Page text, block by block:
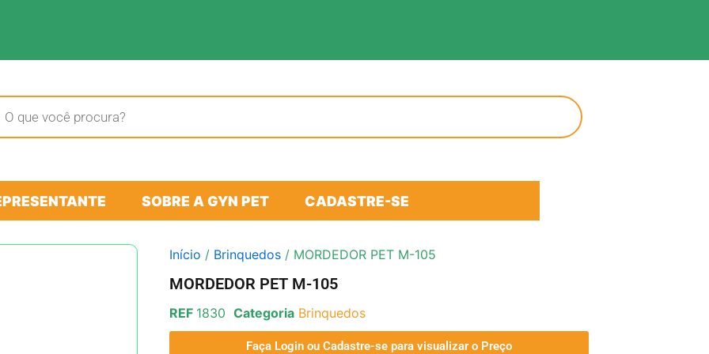
SOBRE A GYN PET CADASTRE-SE
Início / Brinquedos / MORDEDOR PET M-105
MORDEDOR PET M-105
REF 1830 Categoria Brinquedos
Faça Login ou Cadastre-se para visualizar o Preço